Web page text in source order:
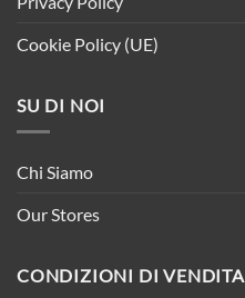
Cookie Policy (UE)
SU DI NOI
Chi Siamo
Our Stores
CONDIZIONI DI VENDITA